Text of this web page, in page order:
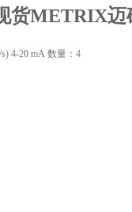
货METRIX
s) 4-20 mA 数量：4